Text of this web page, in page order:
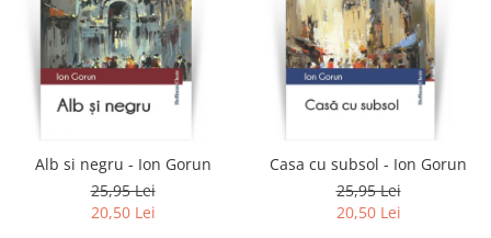
Alb si negru - Ion Gorun
25,95 Lei
20,50 Lei
Casa cu subsol - Ion Gorun
25,95 Lei
20,50 Lei